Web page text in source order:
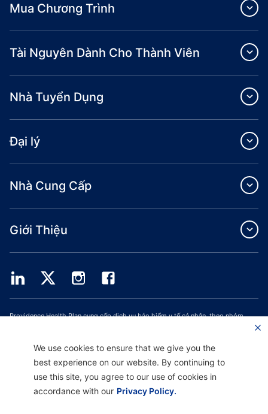
Mua Chương Trình
Tài Nguyên Dành Cho Thành Viên
Nhà Tuyển Dụng
Đại lý
Nhà Cung Cấp
Giới Thiệu
Providence Health Plan cung cấp dịch vụ bảo hiểm y tế cá nhân, theo nhóm
với Medicare và Bảo Hiểm Y Tế Oregon. Việc đăng ký Providence Health
We use cookies to ensure that we give you the
best experience on our website. By continuing to
use this site, you agree to our use of cookies in
accordance with our Privacy Policy.